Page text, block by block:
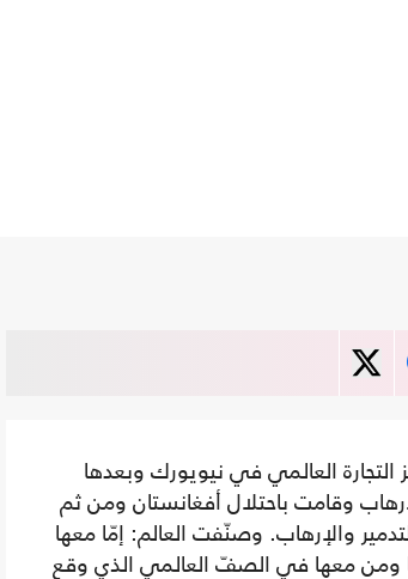
2000 تم تفجير برجي مركز التجارة العالمي في نيويورك وبعدها
وقامت باحتلال أفغانستان ومن ثم
والإرهاب. وصنّفت العالم: إمّا معها
ومن معها في الصفّ العالمي الذي وقع